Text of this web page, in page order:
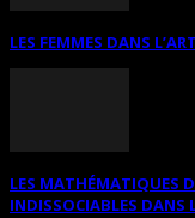
LES FEMMES DANS
LES MATHÉMATIQUES
INDISSOCIABLES DANS